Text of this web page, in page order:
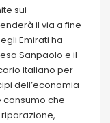
sui
il via a fine
Emirati ha
Sanpaolo e il
italiano per
dell’economia
che